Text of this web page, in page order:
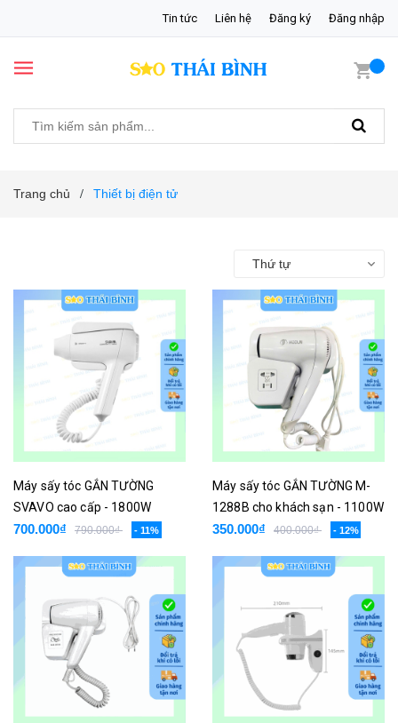
Tin tức Liên hệ Đăng ký Đăng nhập
Trang chủ / Thiết bị điện tử
Thứ tự
Máy sấy tóc GẮN TƯỜNG
SVAVO cao cấp - 1800W
700.000₫ 790.000₫ - 11%
Máy sấy tóc GẮN TƯỜNG M-
1288B cho khách sạn - 1100W
350.000₫ 400.000₫ - 12%